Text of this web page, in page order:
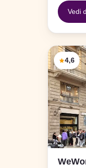
Vedi
4,6